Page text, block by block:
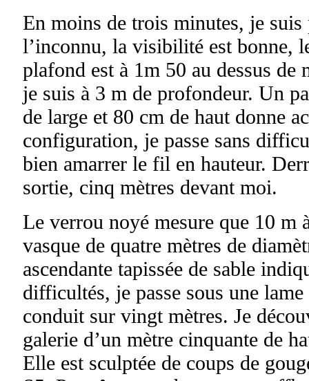
En moins de trois minutes, je
l’inconnu, la visibilité est bonne,
plafond est à 1m 50 au dessus
je suis à 3 m de profondeur. Un
de large et 80 cm de haut donne
configuration, je passe sans
bien amarrer le fil en hauteur.
sortie, cinq mètres devant moi.
Le verrou noyé mesure que 10 m
vasque de quatre mètres de
ascendante tapissée de sable
difficultés, je passe sous une
conduit sur vingt mètres. Je
galerie d’un mètre cinquante de
Elle est sculptée de coups de